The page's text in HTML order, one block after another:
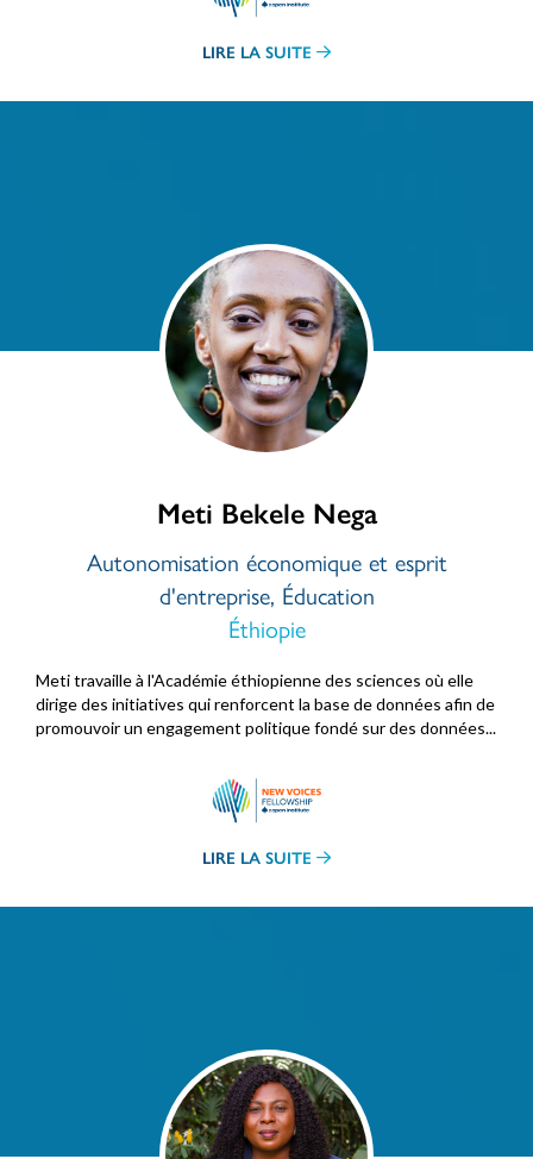
LIRE LA SUITE
Meti Bekele Nega
Autonomisation économique et esprit
d'entreprise, Éducation
Éthiopie
Meti travaille à l'Académie éthiopienne des sciences où elle
dirige des initiatives qui renforcent la base de données afin de
promouvoir un engagement politique fondé sur des données...
LIRE LA SUITE